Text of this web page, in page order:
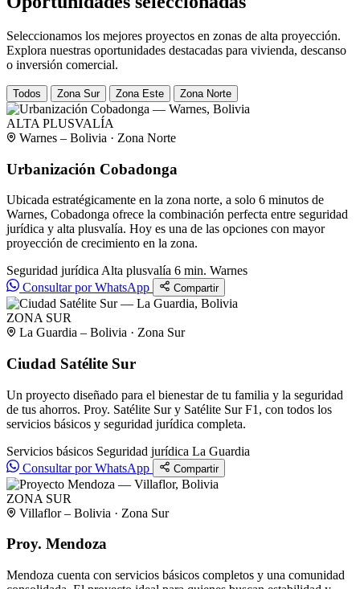
Seleccionamos los mejores proyectos en zonas de alta proyección.
Explora nuestras oportunidades destacadas para vivienda, descanso
o inversión comercial.
Todos Zona Sur Zona Este Zona Norte
ALTA PLUSVALÍA
Warnes – Bolivia · Zona Norte
Urbanización Cobadonga
Ubicada estratégicamente en la zona norte, a solo 6 minutos de
Warnes, Cobadonga ofrece la combinación perfecta entre seguridad
jurídica y alta plusvalía. Hoy es una de las opciones con mayor
proyección de crecimiento en la zona.
Seguridad jurídica Alta plusvalía 6 min. Warnes
Consultar por WhatsApp
Compartir
ZONA SUR
La Guardia – Bolivia · Zona Sur
Ciudad Satélite Sur
Un proyecto diseñado para el bienestar de tu familia y la seguridad
de tus ahorros. Proy. Satélite Sur y Satélite Sur F1, con todos los
servicios básicos y seguridad jurídica completa.
Servicios básicos Seguridad jurídica La Guardia
Consultar por WhatsApp
Compartir
ZONA SUR
Villaflor – Bolivia · Zona Sur
Proy. Mendoza
Mendoza cuenta con servicios básicos completos y una comunidad